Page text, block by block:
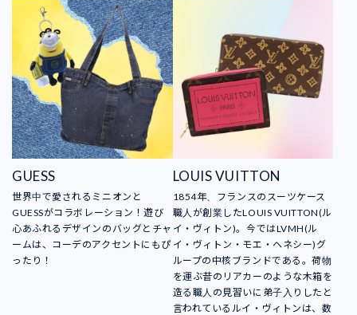
GUESS
世界中で愛されるミニオンと
GUESSがコラボレーション！遊び
心あふれるデザインのバッグとチャ
ームは、コーデのアクセントにもぴ
ったり！
LOUIS VUITTON
1854年、フランスのスーツケース
職人が創業したLOUIS VUITTON(ル
イ・ヴィトン)。今ではLVMH(ル
イ・ヴィトン・モエ・ヘネシー)グ
ループの中核ブランドである。荷物
を運ぶ昔のリアカーのような木箱を
造る職人の見習いに弟子入りしたと
言われているルイ・ヴィトンは、数